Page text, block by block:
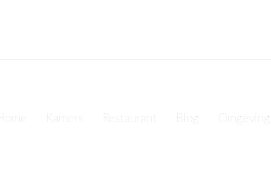
Home Kamers Blog Omgeving